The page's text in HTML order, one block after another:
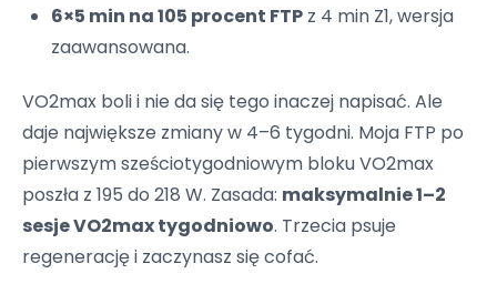
6×5 min na 105 procent FTPz 4 min Z1, wersja
zaawansowana.
VO2max boli i nie da się tego inaczej napisać. Ale
daje największe zmiany w 4–6 tygodni. Moja FTP po
pierwszym sześciotygodniowym bloku VO2max
poszła z 195 do 218 W. Zasada: maksymalnie 1–2
sesje VO2max tygodniowo. Trzecia psuje
regenerację i zaczynasz się cofać.